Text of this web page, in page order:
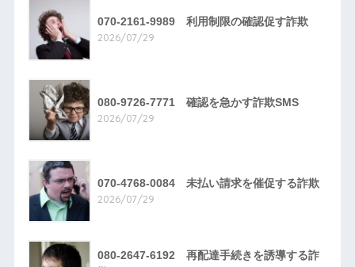
070-2161-9989 利用制限の確認促す詐欺
2026/07/29
080-9726-7771 確認を急かす詐欺SMS
2026/07/29
070-4768-0084 未払い請求を催促する詐欺
2026/07/29
080-2647-6192 再配達手続きを誘導する詐